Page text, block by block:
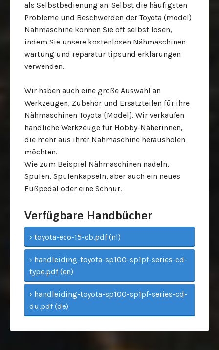
als Selbstbedienung an. Selbst die häufigsten
Probleme und Beschwerden der Toyota (model)
Nähmaschine können Sie oft selbst lösen,
indem Sie unsere kostenlosen Nähmaschinen
wartung und reparatur tipsund erklärungen
verwenden.
Wir haben auch eine große Auswahl an
Werkzeugen, Zubehör und Ersatzteilen für ihre
Nähmaschinen Toyota {Model}. Wir verkaufen
handliche Werkzeuge für Hobby-Näherinnen,
die mehr aus ihrer Nähmaschine herausholen
möchten.
Wie zum Beispiel Nähmaschinen nadeln,
Spulen, Spulenkapseln, aber auch ein neues
Fußpedal oder eine Schnur.
Verfügbare Handbücher
› toyota-eco-15-cb.pdf (nl)
› handleiding-toyota-sp100-sp1pf-series-cd-
type.pdf (en)
› handleiding-toyota-sp100-sp1pf-series-cd-
du.pdf (de)